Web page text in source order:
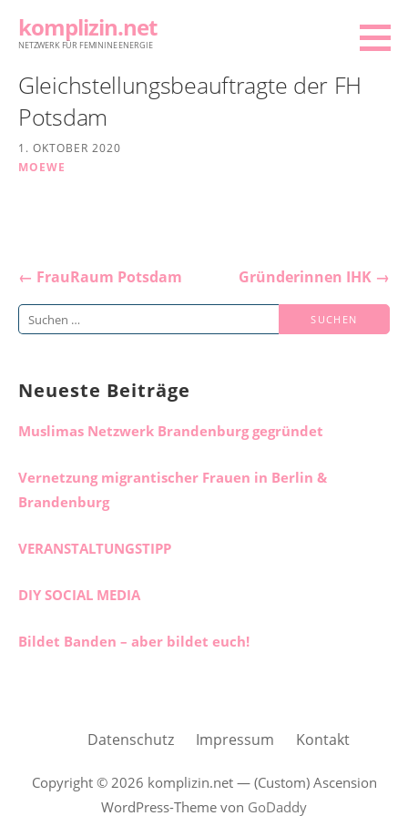
Inhaltkomplizin.net
NETZWERK FÜR FEMININE ENERGIE
Gleichstellungsbeauftragte der FH
Potsdam
1. OKTOBER 2020
MOEWE
Beitragsnavigation
← FrauRaum Potsdam
Gründerinnen IHK →
Suchen
Neueste Beiträge
Muslimas Netzwerk Brandenburg gegründet
Vernetzung migrantischer Frauen in Berlin &
Brandenburg
VERANSTALTUNGSTIPP
DIY SOCIAL MEDIA
Bildet Banden – aber bildet euch!
Datenschutz Impressum Kontakt
Copyright © 2026 komplizin.net — (Custom) Ascension
WordPress-Theme von GoDaddy